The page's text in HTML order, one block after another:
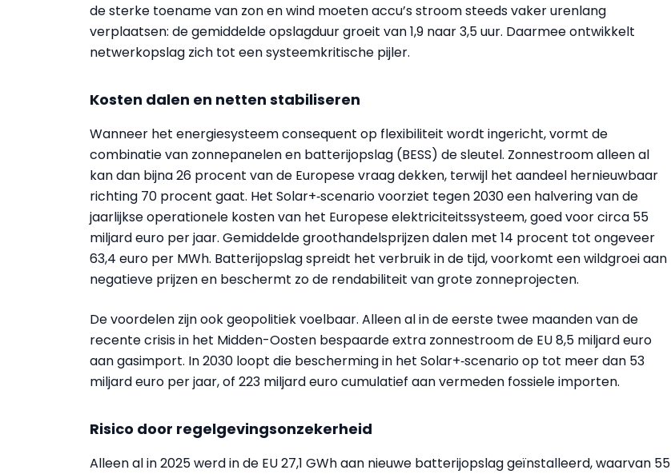
de sterke toename van zon en wind moeten accu’s stroom steeds vaker urenlang
verplaatsen: de gemiddelde opslagduur groeit van 1,9 naar 3,5 uur. Daarmee ontwikkelt
netwerkopslag zich tot een systeemkritische pijler.
Kosten dalen en netten stabiliseren
Wanneer het energiesysteem consequent op flexibiliteit wordt ingericht, vormt de
combinatie van zonnepanelen en batterijopslag (BESS) de sleutel. Zonnestroom alleen al
kan dan bijna 26 procent van de Europese vraag dekken, terwijl het aandeel hernieuwbaar
richting 70 procent gaat. Het Solar+‑scenario voorziet tegen 2030 een halvering van de
jaarlijkse operationele kosten van het Europese elektriciteitssysteem, goed voor circa 55
miljard euro per jaar. Gemiddelde groothandelsprijzen dalen met 14 procent tot ongeveer
63,4 euro per MWh. Batterijopslag spreidt het verbruik in de tijd, voorkomt een wildgroei aan
negatieve prijzen en beschermt zo de rendabiliteit van grote zonneprojecten.
De voordelen zijn ook geopolitiek voelbaar. Alleen al in de eerste twee maanden van de
recente crisis in het Midden-Oosten bespaarde extra zonnestroom de EU 8,5 miljard euro
aan gasimport. In 2030 loopt die bescherming in het Solar+‑scenario op tot meer dan 53
miljard euro per jaar, of 223 miljard euro cumulatief aan vermeden fossiele importen.
Risico door regelgevingsonzekerheid
Alleen al in 2025 werd in de EU 27,1 GWh aan nieuwe batterijopslag geïnstalleerd, waarvan 55